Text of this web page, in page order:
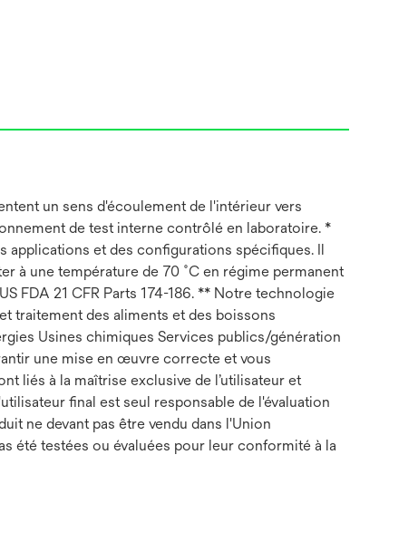
un sens d'écoulement de l'intérieur vers
de test interne contrôlé en laboratoire. *
applications et des configurations spécifiques. Il
à une température de 70 ˚C en régime permanent
FDA 21 CFR Parts 174-186. ** Notre technologie
traitement des aliments et des boissons
Usines chimiques Services publics/génération
une mise en œuvre correcte et vous
liés à la maîtrise exclusive de l’utilisateur et
final est seul responsable de l'évaluation
ne devant pas être vendu dans l'Union
été testées ou évaluées pour leur conformité à la